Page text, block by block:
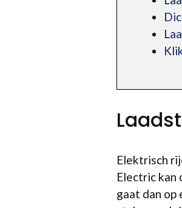
Elektrisch
Electric kan
gaat dan op